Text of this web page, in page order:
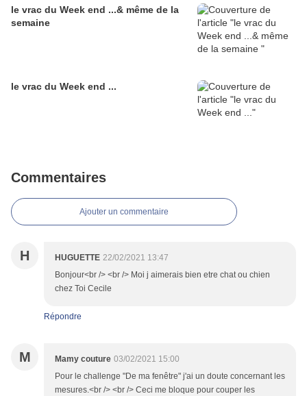
le vrac du Week end ...& même de la
semaine
le vrac du Week end ...
Commentaires
Ajouter un commentaire
H HUGUETTE 22/02/2021 13:47
Bonjour<br /> <br /> Moi j aimerais bien etre chat ou chien
chez Toi Cecile
Répondre
M Mamy couture 03/02/2021 15:00
Pour le challenge "De ma fenêtre" j'ai un doute concernant les
mesures.<br /> <br /> Ceci me bloque pour couper les